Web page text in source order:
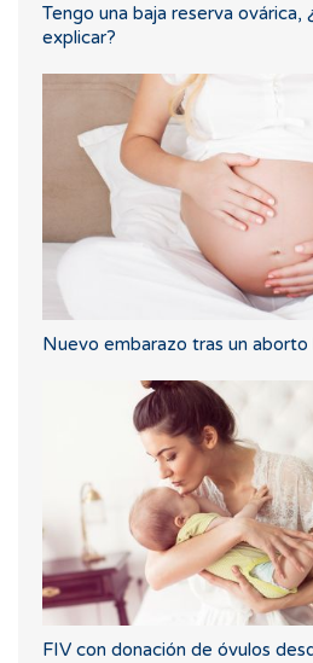
Tengo una baja reserva ovárica,
explicar?
Nuevo embarazo tras un aborto
FIV con donación de óvulos